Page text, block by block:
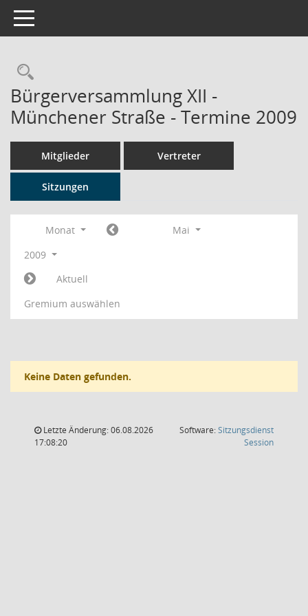
Toggle navigation
Rechercheauswahl
Bürgerversammlung XII -
Münchener Straße - Termine 2009
Mitglieder Vertreter
Sitzungen
Monat
Mai
2009
Aktuell
Gremium auswählen
Keine Daten gefunden.
Letzte Änderung: 06.08.2026
17:08:20
Software:Sitzungsdienst
Session(Wird in